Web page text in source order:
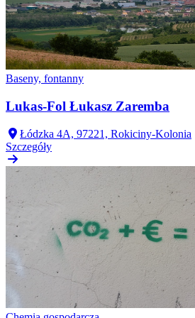
Baseny, fontanny
Lukas-Fol Łukasz Zaremba
Łódzka 4A, 97221, Rokiciny-Kolonia
Szczegóły